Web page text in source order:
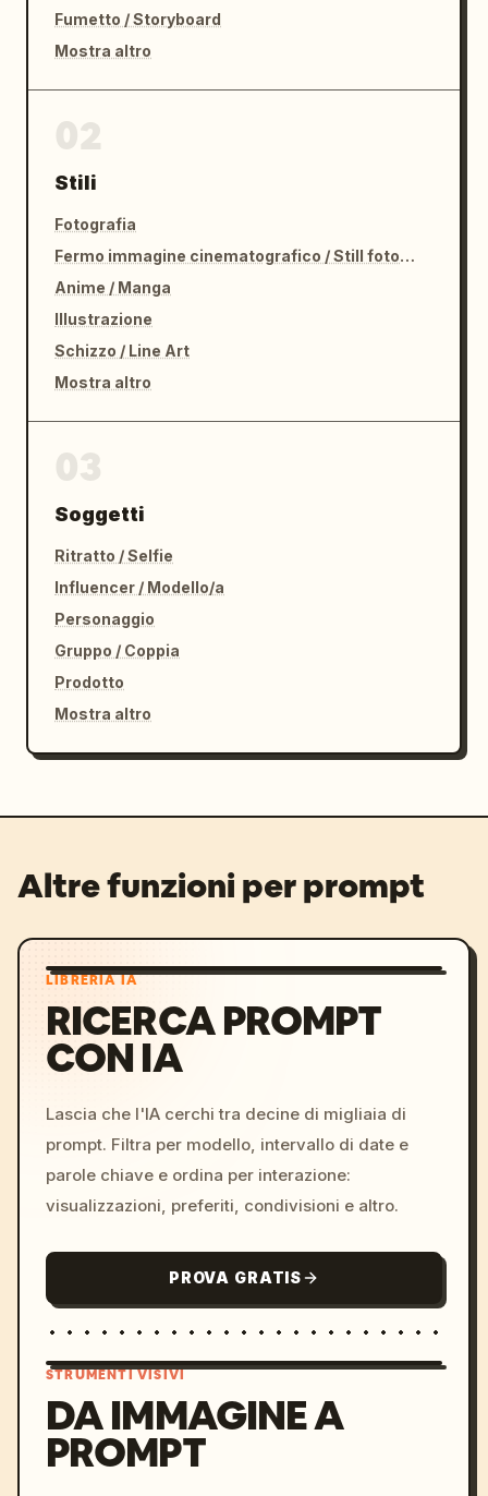
Fumetto / Storyboard
Mostra altro
Stili
Fotografia
Fermo immagine cinematografico / Still fotografico
Anime / Manga
Illustrazione
Schizzo / Line Art
Mostra altro
Soggetti
Ritratto / Selfie
Influencer / Modello/a
Personaggio
Gruppo / Coppia
Prodotto
Mostra altro
Altre funzioni per prompt
LIBRERIA IA
RICERCA PROMPT
CON IA
Lascia che l'IA cerchi tra decine di migliaia di
prompt. Filtra per modello, intervallo di date e
parole chiave e ordina per interazione:
visualizzazioni, preferiti, condivisioni e altro.
PROVA GRATIS
STRUMENTI VISIVI
DA IMMAGINE A
PROMPT